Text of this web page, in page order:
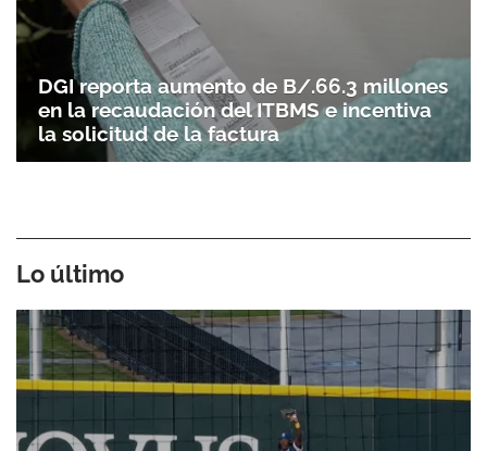
DGI reporta aumento de B/.66.3 millones
en la recaudación del ITBMS e incentiva
la solicitud de la factura
Lo último